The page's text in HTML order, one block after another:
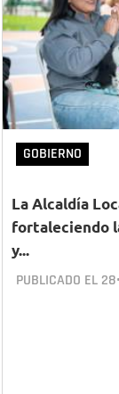
GOBIERNO
La Alcaldía
fortaleciendo
y...
PUBLICADO EL